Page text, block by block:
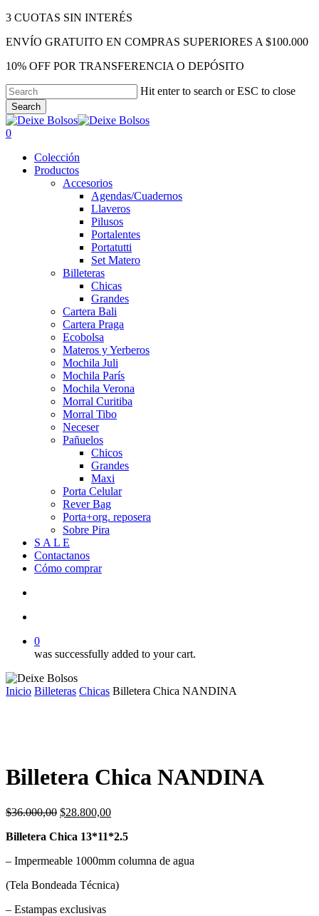
Skip
main
3 CUOTAS SIN INTERÉS
ENVÍO GRATUITO EN COMPRAS SUPERIORES A $100.000
10% OFF POR TRANSFERENCIA O DEPÓSITO
Hit enter to search or ESC to close
Search
Close
Search
search
account
0
Colección
Productos
Accesorios
Agendas/Cuadernos
Llaveros
Pilusos
Portalentes
Portatutti
Set Matero
Billeteras
Chicas
Grandes
Cartera Bali
Cartera Praga
Ecobolsa
Materos y Yerberos
Mochila Juli
Mochila París
Mochila Verona
Morral Curitiba
Morral Tibo
Neceser
Pañuelos
Chicos
Grandes
Maxi
Porta Celular
Rever Bag
Porta+org. reposera
Sobre Pira
S A L E
Contactanos
Cómo comprar
0
was successfully added to your cart.
Inicio Billeteras Chicas Billetera Chica NANDINA
Billetera Chica NANDINA
$36.000,00 El
original
$36.000,00.
$28.800,00El
actual
$28.800,00.
Billetera Chica 13*11*2.5
– Impermeable 1000mm columna de agua
(Tela Bondeada Técnica)
– Estampas exclusivas